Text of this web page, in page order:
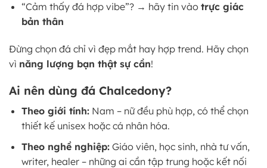
“Cảm thấy đá hợp vibe”? → hãy tin vào trực giác
bản thân
Đừng chọn đá chỉ vì đẹp mắt hay hợp trend. Hãy chọn
vì năng lượng bạn thật sự cần!
Ai nên dùng đá Chalcedony?
Theo giới tính:Nam – nữ đều phù hợp, có thể chọn
thiết kế unisex hoặc cá nhân hóa.
Theo nghề nghiệp:Giáo viên, học sinh, nhà tư vấn,
writer, healer – những ai cần tập trung hoặc kết nối